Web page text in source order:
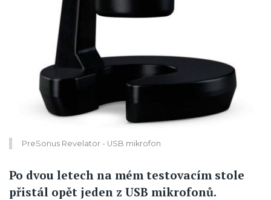
PreSonus Revelator - USB mikrofon
Po dvou letech na mém testovacím stole
přistál opět jeden z USB mikrofonů.